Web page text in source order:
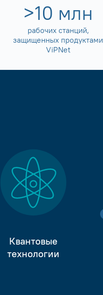
>10 млн
рабочих станций,
защищенных продуктами
ViPNet
Квантовые
технологии